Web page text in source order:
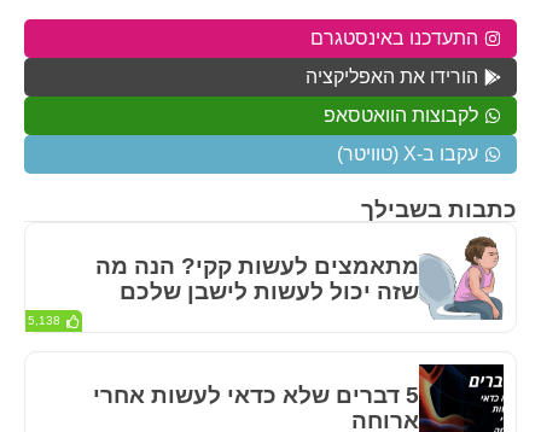
כתבות בשבילך
מתאמצים לעשות קקי? הנה מה
שזה יכול לעשות לישבן שלכם
5,138
5 דברים שלא כדאי לעשות אחרי
ארוחה
התעדכנו באינסטגרם
הורידו את האפליקציה
לקבוצות הוואטסאפ
עקבו ב-X (טוויטר)